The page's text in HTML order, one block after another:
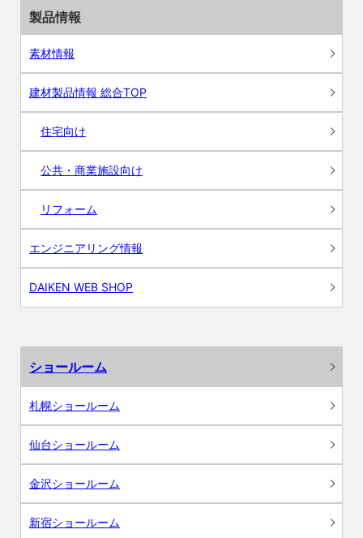
製品情報
素材情報
建材製品情報 総合TOP
住宅向け
公共・商業施設向け
リフォーム
エンジニアリング情報
DAIKEN WEB SHOP
ショールーム
札幌ショールーム
仙台ショールーム
金沢ショールーム
新宿ショールーム